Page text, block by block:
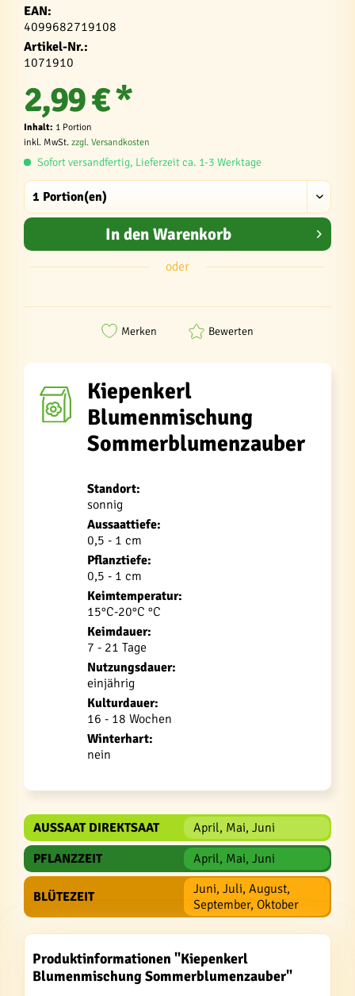
EAN:
4099682719108
Artikel-Nr.:
1071910
2,99 € *
Inhalt: 1 Portion
inkl. MwSt. zzgl. Versandkosten
Sofort versandfertig, Lieferzeit ca. 1-3 Werktage
In den Warenkorb
oder
Merken Bewerten
Kiepenkerl
Blumenmischung
Sommerblumenzauber
Standort:
sonnig
Aussaattiefe:
0,5 - 1 cm
Pflanztiefe:
0,5 - 1 cm
Keimtemperatur:
15°C-20°C °C
Keimdauer:
7 - 21 Tage
Nutzungsdauer:
einjährig
Kulturdauer:
16 - 18 Wochen
Winterhart:
nein
AUSSAAT DIREKTSAAT
April, Mai, Juni
PFLANZZEIT
April, Mai, Juni
BLÜTEZEIT
Juni, Juli, August,
September, Oktober
Produktinformationen "Kiepenkerl
Blumenmischung Sommerblumenzauber"